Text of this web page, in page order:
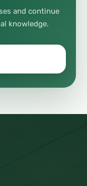
and continue
knowledge.